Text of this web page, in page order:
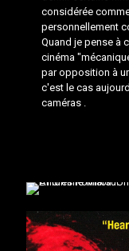
considérée
personnellement
Quand je pense à
cinéma
par opposition à
c'est le cas
caméras .